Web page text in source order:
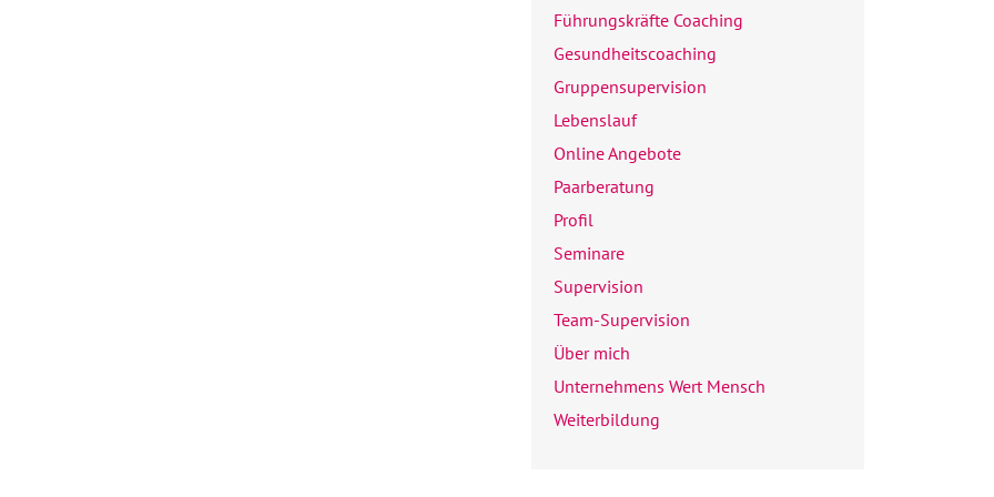
Führungskräfte Coaching
Gesundheitscoaching
Gruppensupervision
Lebenslauf
Online Angebote
Paarberatung
Profil
Seminare
Supervision
Team-Supervision
Über mich
Unternehmens Wert Mensch
Weiterbildung